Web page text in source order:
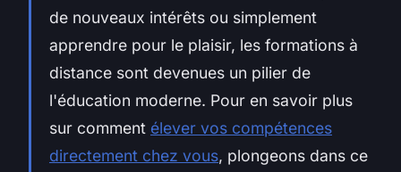
de nouveaux intérêts ou simplement
apprendre pour le plaisir, les formations à
distance sont devenues un pilier de
l'éducation moderne. Pour en savoir plus
sur comment élever vos compétences
directement chez vous, plongeons dans ce